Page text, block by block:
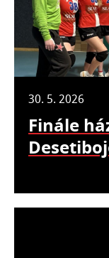
30. 5. 2026
Finále